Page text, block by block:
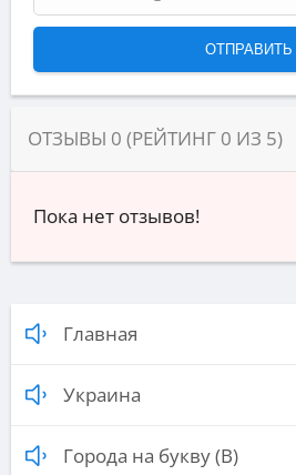
ОТЗЫВЫ 0 (РЕЙТИНГ 0 ИЗ 5)
Пока нет отзывов!
Главная
Украина
Города на букву (В)